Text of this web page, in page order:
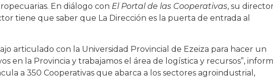
En diálogo con El Portal de las Cooperativas, su
tiene que saber que La Dirección es la puerta de entrada al
articulado con la Universidad Provincial de Ezeiza para hacer un
en la Provincia y trabajamos el área de logística y recursos”,
a 350 Cooperativas que abarca a los sectores agroindustrial,